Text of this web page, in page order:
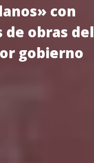
con
de obras del
gobierno